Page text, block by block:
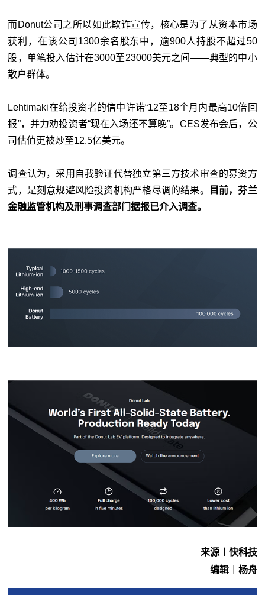
而Donut公司之所以如此欺诈宣传，核心是为了从资本市场
获利，在该公司1300余名股东中，逾900人持股不超过50
股，单笔投入估计在3000至23000美元之间——典型的中小
散户群体。
Lehtimaki在给投资者的信中许诺“12至18个月内最高10倍回
报”，并力劝投资者“现在入场还不算晚”。CES发布会后，公
司估值更被炒至12.5亿美元。
调查认为，采用自我验证代替独立第三方技术审查的募资方
式，是刻意规避风险投资机构严格尽调的结果。
目前，芬兰
金融监管机构及刑事调查部门据报已介入调查。
来源︱快科技
编辑︱杨舟